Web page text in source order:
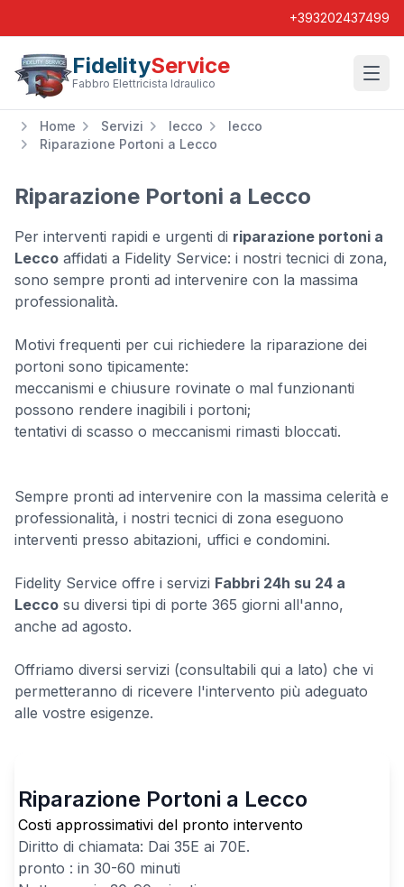
+393202437499
FidelityService
Fabbro Elettricista Idraulico
Home Servizi lecco
lecco
Riparazione Portoni a Lecco
Riparazione Portoni a Lecco
Per interventi rapidi e urgenti di riparazione portoni a
Lecco affidati a Fidelity Service: i nostri tecnici di zona,
sono sempre pronti ad intervenire con la massima
professionalità.
Motivi frequenti per cui richiedere la riparazione dei
portoni sono tipicamente:
meccanismi e chiusure rovinate o mal funzionanti
possono rendere inagibili i portoni;
tentativi di scasso o meccanismi rimasti bloccati.
Sempre pronti ad intervenire con la massima celerità e
professionalità, i nostri tecnici di zona eseguono
interventi presso abitazioni, uffici e condomini.
Fidelity Service offre i servizi Fabbri 24h su 24 a
Lecco su diversi tipi di porte 365 giorni all'anno,
anche ad agosto.
Offriamo diversi servizi (consultabili qui a lato) che vi
permetteranno di ricevere l'intervento più adeguato
alle vostre esigenze.
Riparazione Portoni a Lecco
Costi approssimativi del pronto intervento
Diritto di chiamata: Dai 35E ai 70E.
pronto : in 30-60 minuti